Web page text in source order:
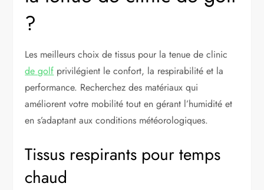
?
Les meilleurs choix de tissus pour la tenue de clinic
de golf privilégient le confort, la respirabilité et la
performance. Recherchez des matériaux qui
améliorent votre mobilité tout en gérant l’humidité et
en s’adaptant aux conditions météorologiques.
Tissus respirants pour temps
chaud